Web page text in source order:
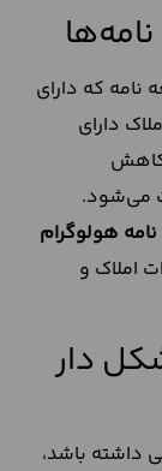
نامه که دارای
دارای
کاهش
می‌شود.
نامه هولوگرام
املاک و
دار
داشته باشد،